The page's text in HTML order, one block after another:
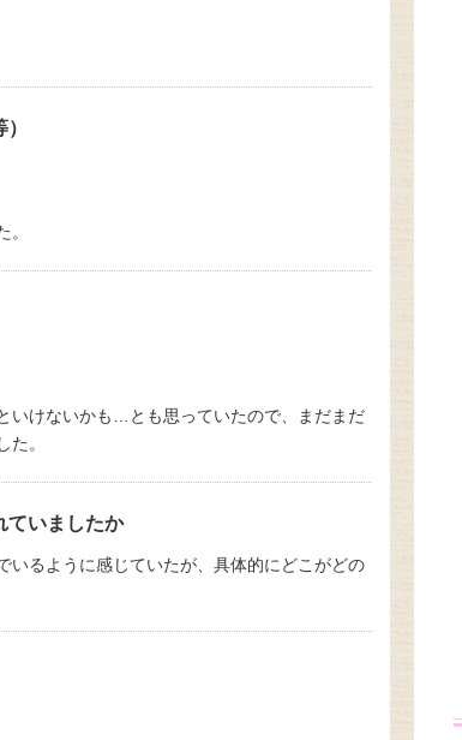
いけないかも…とも思っていたので、まだまだ
。
ていましたか
いるように感じていたが、具体的にどこがどの